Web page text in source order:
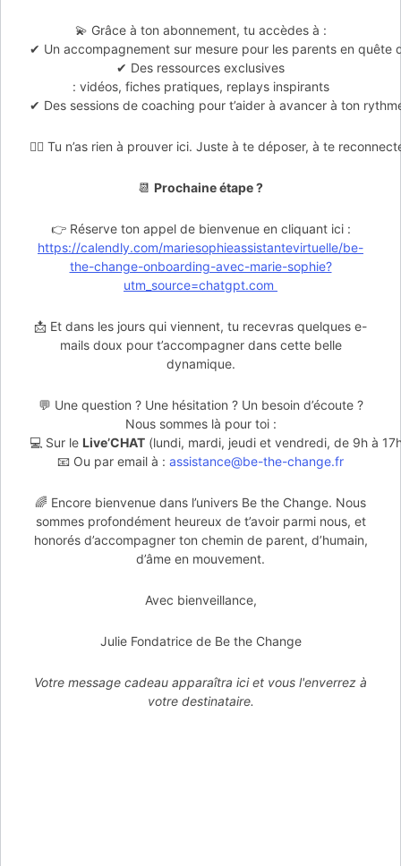
💫 Grâce à ton abonnement, tu accèdes à :
✔ Un accompagnement sur mesure pour les parents en quête
✔ Des ressources exclusives
: vidéos, fiches pratiques, replays inspirants
✔ Des sessions de coaching pour t’aider à avancer à ton
🧘‍♀️ Tu n’as rien à prouver ici. Juste à te déposer, à te
📆 Prochaine étape ?
👉 Réserve ton appel de bienvenue en cliquant ici :
https://calendly.com/mariesophieassistantevirtuelle/be-
the-change-onboarding-avec-marie-sophie?
utm_source=chatgpt.com
📩 Et dans les jours qui viennent, tu recevras quelques e-
mails doux pour t’accompagner dans cette belle
dynamique.
💬 Une question ? Une hésitation ? Un besoin d’écoute ?
Nous sommes là pour toi :
💻 Sur le Live’CHAT (lundi, mardi, jeudi et vendredi, de 9h à
📧 Ou par email à : assistance@be-the-change.fr
🌈 Encore bienvenue dans l’univers Be the Change. Nous
sommes profondément heureux de t’avoir parmi nous, et
honorés d’accompagner ton chemin de parent, d’humain,
d’âme en mouvement.
Avec bienveillance,
Julie Fondatrice de Be the Change
Votre message cadeau apparaîtra ici et vous l'enverrez à
votre destinataire.